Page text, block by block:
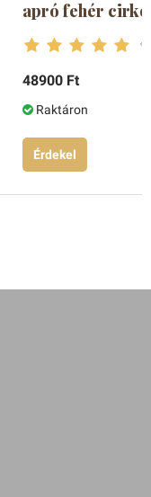
apró fehér
48900 Ft
Raktáron
Érdekel